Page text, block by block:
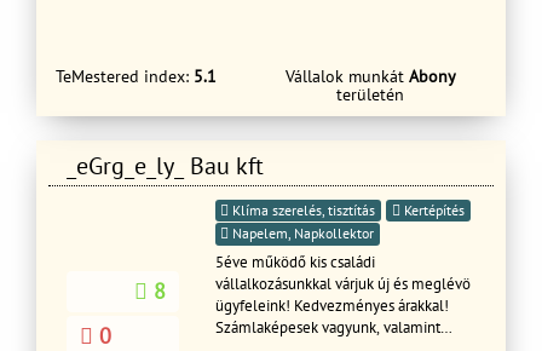
TeMestered index: 5.1 Vállalok munkát Abony
területén
_eGrg_e_ly_ Bau kft
8
0
Klíma szerelés, tisztítás
Kertépítés
Napelem, Napkollektor
5éve működő kis családi
vállalkozásunkkal várjuk új és meglévö
ügyfeleink! Kedvezményes árakkal!
Számlaképesek vagyunk, valamint